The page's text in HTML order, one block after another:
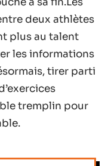
deux athlètes
plus au talent
les informations
tirer parti
tremplin pour